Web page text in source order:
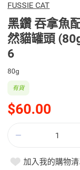
FUSSIE CAT
黑鑽 吞拿魚
然貓罐頭
6
80g
$60.00
有貨
加入我的購物